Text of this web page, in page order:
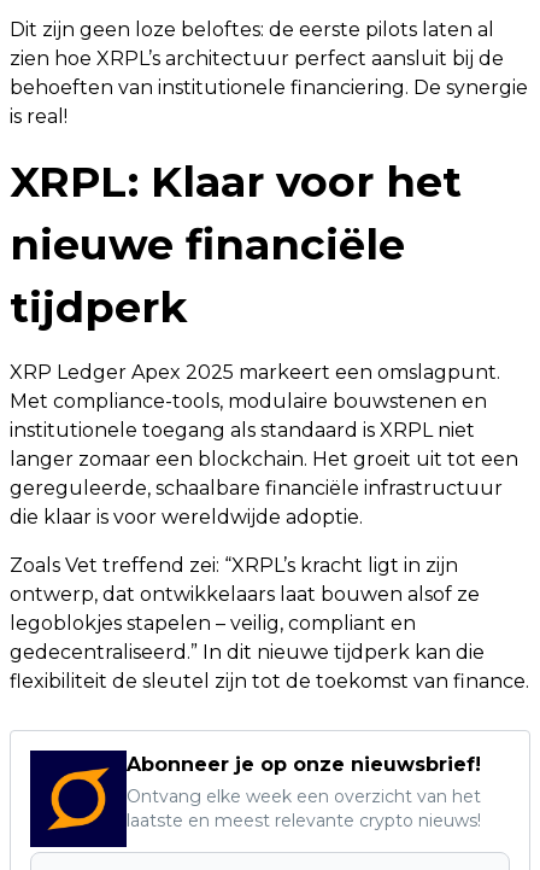
Dit zijn geen loze beloftes: de eerste pilots laten al
zien hoe XRPL’s architectuur perfect aansluit bij de
behoeften van institutionele financiering. De synergie
is real!
XRPL: Klaar voor het
nieuwe financiële
tijdperk
XRP Ledger Apex 2025 markeert een omslagpunt.
Met compliance-tools, modulaire bouwstenen en
institutionele toegang als standaard is XRPL niet
langer zomaar een blockchain. Het groeit uit tot een
gereguleerde, schaalbare financiële infrastructuur
die klaar is voor wereldwijde adoptie.
Zoals Vet treffend zei: “XRPL’s kracht ligt in zijn
ontwerp, dat ontwikkelaars laat bouwen alsof ze
legoblokjes stapelen – veilig, compliant en
gedecentraliseerd.” In dit nieuwe tijdperk kan die
flexibiliteit de sleutel zijn tot de toekomst van finance.
Abonneer je op onze nieuwsbrief!
Ontvang elke week een overzicht van het
laatste en meest relevante crypto nieuws!